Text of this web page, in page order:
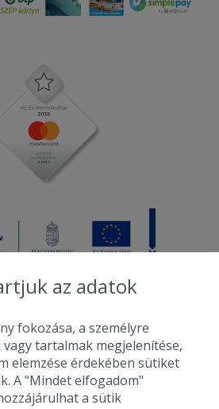
- Falatozz.hu - Diston-line Kft.
kedvező áron, egy helyen az összes
étterem ajánlata.
az adatok
fokozása, a személyre
tartalmak megjelenítése,
elemzése érdekében sütiket
A "Mindet elfogadom"
a sütik